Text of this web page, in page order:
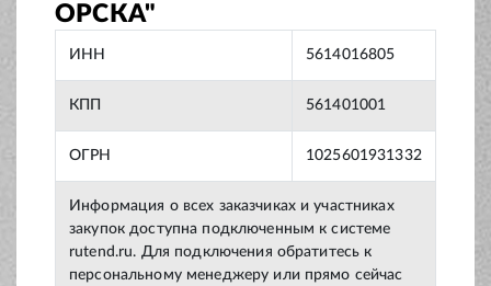
ОРСКА"
ИНН 5614016805
КПП 561401001
ОГРН 1025601931332
Информация о всех заказчиках и участниках
закупок доступна подключенным к системе
rutend.ru. Для подключения обратитесь к
персональному менеджеру или прямо сейчас